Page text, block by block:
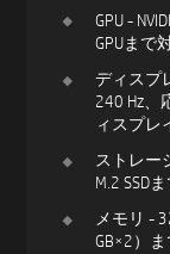
GPU -
GPUまで
ディスプ
240 Hz、
ィスプレ
ストレー
M.2 SSD
メモリ -
GB×2）